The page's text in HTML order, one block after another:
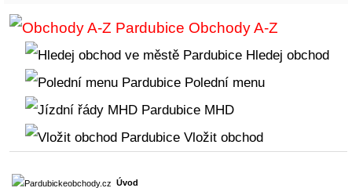
Obchody A-Z
Hledej obchod
Polední menu
MHD
Vložit obchod
Úvod